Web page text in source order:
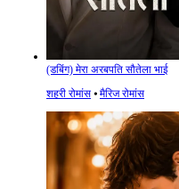
(डबिंग) मेरा अरबपति सौतेला भाई
शहरी रोमांस ⦁ मैरिज रोमांस